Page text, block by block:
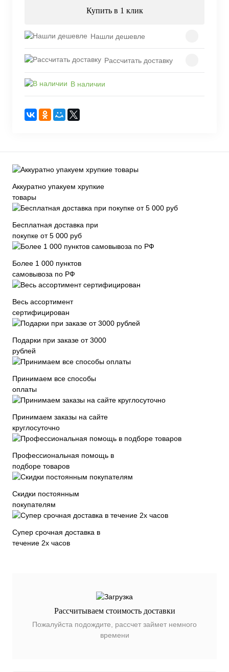
Купить в 1 клик
Нашли дешевле
Рассчитать доставку
В наличии
Аккуратно упакуем хрупкие
товары
Бесплатная доставка при
покупке от 5 000 руб
Более 1 000 пунктов
самовывоза по РФ
Весь ассортимент
сертифицирован
Подарки при заказе от 3000
рублей
Принимаем все способы
оплаты
Принимаем заказы на сайте
круглосуточно
Профессиональная помощь в
подборе товаров
Скидки постоянным
покупателям
Супер срочная доставка в
течение 2х часов
Рассчитываем стоимость доставки
Пожалуйста подождите, рассчет займет немного
времени